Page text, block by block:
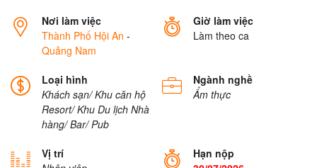
Nơi làm việc
Thành Phố Hội An -
Quảng Nam
Giờ làm việc
Làm theo ca
Loại hình
Khách sạn/ Khu căn hộ
Resort/ Khu Du lịch Nhà
hàng/ Bar/ Pub
Ngành nghề
Ẩm thực
Vị trí
Hạn nộp